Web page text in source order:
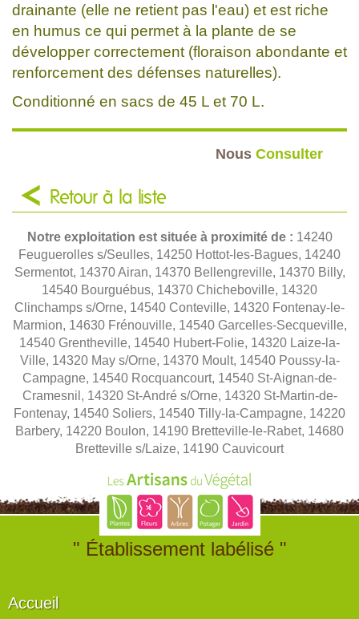
drainante (elle ne retient pas l'eau) et est riche
en humus ce qui permet à la plante de se
développer correctement (floraison abondante et
renforcement des défenses naturelles).
Conditionné en sacs de 45 L et 70 L.
Nous Consulter
Retour à la liste
Notre exploitation est située à proximité de : 14240
Feuguerolles s/Seulles, 14250 Hottot-les-Bagues, 14240
Sermentot, 14370 Airan, 14370 Bellengreville, 14370 Billy,
14540 Bourguébus, 14370 Chicheboville, 14320
Clinchamps s/Orne, 14540 Conteville, 14320 Fontenay-le-
Marmion, 14630 Frénouville, 14540 Garcelles-Secqueville,
14540 Grentheville, 14540 Hubert-Folie, 14320 Laize-la-
Ville, 14320 May s/Orne, 14370 Moult, 14540 Poussy-la-
Campagne, 14540 Rocquancourt, 14540 St-Aignan-de-
Cramesnil, 14320 St-André s/Orne, 14320 St-Martin-de-
Fontenay, 14540 Soliers, 14540 Tilly-la-Campagne, 14220
Barbery, 14220 Boulon, 14190 Bretteville-le-Rabet, 14680
Bretteville s/Laize, 14190 Cauvicourt
" Établissement labélisé "
Accueil